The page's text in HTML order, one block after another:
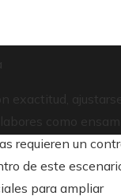
exactitud, ajustarse
como
requieren un
de este
para ampliar